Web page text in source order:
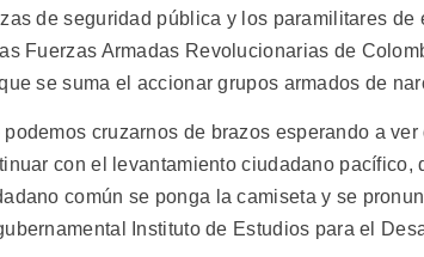
de seguridad pública y los paramilitares
Fuerzas Armadas Revolucionarias de
se suma el accionar grupos armados de
podemos cruzarnos de brazos esperando a
con el levantamiento ciudadano pacífico,
común se ponga la camiseta y se
Instituto de Estudios para el